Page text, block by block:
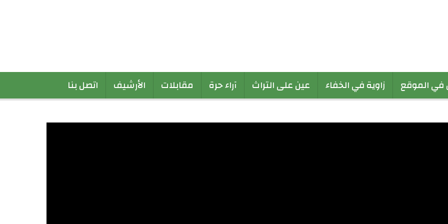
في الموقع زاوية في الخفاء عين على التراث آراء حرة مقابلات الأرشيف اتصل بنا
مع بلدان منظمة التعاون الإسلامي